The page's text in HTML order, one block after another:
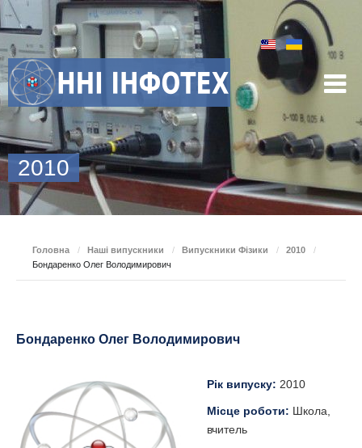
2010
Головна / Наші випускники / Випускники Фізики / 2010
/
Бондаренко Олег Володимирович
Бондаренко Олег Володимирович
Рік випуску: 2010
Місце роботи: Школа,
вчитель